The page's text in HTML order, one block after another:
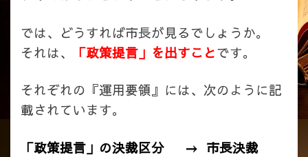
では、どうすれば市長が見るでしょうか。
それは、
「政策提言」を出すことです。
それぞれの『運用要領』には、次のように記
載されています。
「政策提言」の決裁区分 → 市長決裁